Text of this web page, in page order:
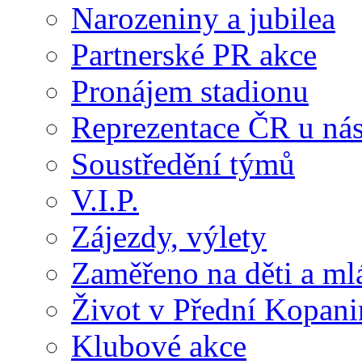
Narozeniny a jubilea
Partnerské PR akce
Pronájem stadionu
Reprezentace ČR u
Soustředění týmů
V.I.P.
Zájezdy, výlety
Zaměřeno na děti a
Život v Přední
Klubové akce